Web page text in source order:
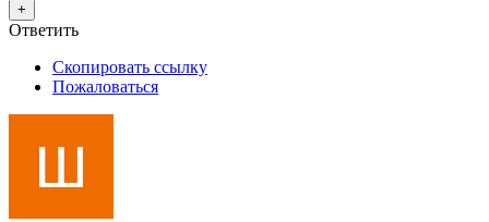
+
Ответить
Скопировать ссылку
Пожаловаться